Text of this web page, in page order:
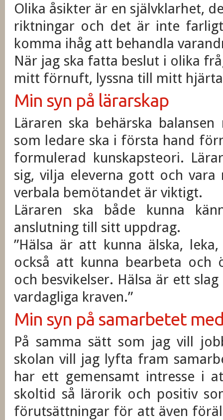
Olika åsikter är en självklarhet,
riktningar och det är inte
komma ihåg att behandla
När jag ska fatta beslut i olika
mitt förnuft, lyssna till mitt
Min syn på lärarskap
Läraren ska behärska
som ledare ska i första hand
formulerad kunskapsteori.
sig, vilja eleverna gott och
verbala bemötandet är viktigt.
Läraren ska både kunna
anslutning till sitt uppdrag.
”Hälsa är att kunna älska,
också att kunna bearbeta och
och besvikelser. Hälsa är ett
vardagliga kraven.”
Min syn på samarbetet
På samma sätt som jag vill
skolan vill jag lyfta fram
har ett gemensamt intresse i
skoltid så lärorik och positiv
förutsättningar för att även